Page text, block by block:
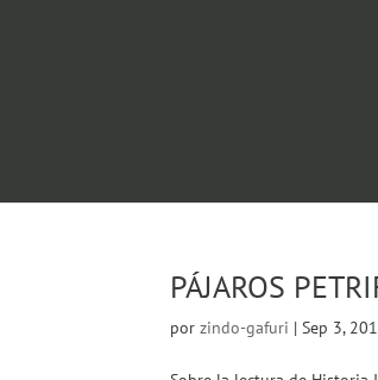
PÁJAROS
por zindo-gafuri | Sep 3,